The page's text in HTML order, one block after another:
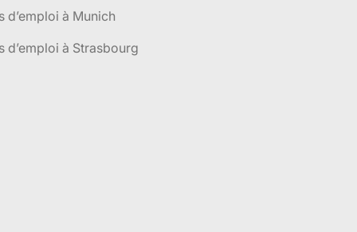
d’emploi à Munich
d’emploi à Strasbourg